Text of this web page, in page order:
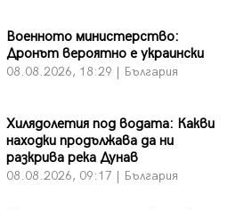
Военното министерство:
Дронът вероятно е украински
08.08.2026, 18:29 | България
Хилядолетия под водата: Какви
находки продължава да ни
разкрива река Дунав
08.08.2026, 09:17 | България